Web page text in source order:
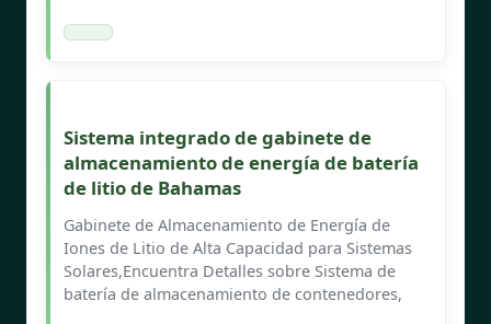
Sistema integrado de gabinete de
almacenamiento de energía de batería
de litio de Bahamas
Gabinete de Almacenamiento de Energía de
Iones de Litio de Alta Capacidad para Sistemas
Solares,Encuentra Detalles sobre Sistema de
batería de almacenamiento de contenedores,